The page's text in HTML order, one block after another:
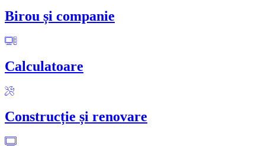
Birou și companie
Calculatoare
Construcție și renovare